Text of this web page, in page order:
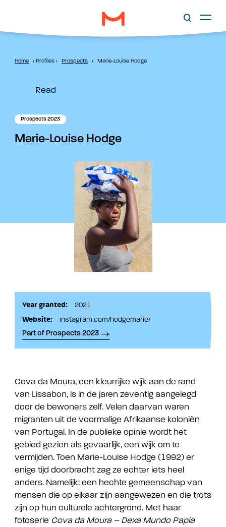
Home › Profiles › Prospects › Marie-Louise Hodge
Read
Prospects 2023
Marie-Louise Hodge
Year granted:
2021
Website:
instagram.com/hodgemarie/
Part of Prospects 2023
Cova da Moura, een kleurrijke wijk aan de rand
van Lissabon, is in de jaren zeventig aangelegd
door de bewoners zelf. Velen daarvan waren
migranten uit de voormalige Afrikaanse koloniën
van Portugal. In de publieke opinie wordt het
gebied gezien als gevaarlijk, een wijk om te
vermijden. Toen Marie-Louise Hodge (1992) er
enige tijd doorbracht zag ze echter iets heel
anders. Namelijk: een hechte gemeenschap van
mensen die op elkaar zijn aangewezen en die trots
zijn op hun culturele achtergrond. Met haar
fotoserie Cova da Moura – Dexa Mundo Papia